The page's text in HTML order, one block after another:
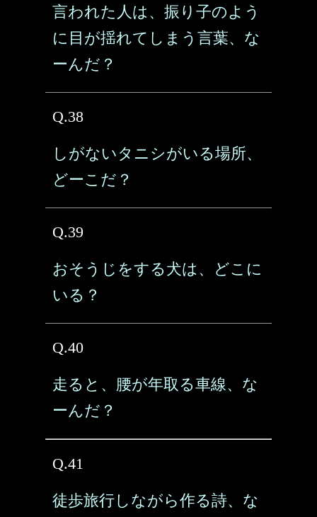
言われた人は、振り子のよう
に目が揺れてしまう言葉、な
ーんだ？
Q.38
しがないタニシがいる場所、
どーこだ？
Q.39
おそうじをする犬は、どこに
いる？
Q.40
走ると、腰が年取る車線、な
ーんだ？
Q.41
徒歩旅行しながら作る詩、な